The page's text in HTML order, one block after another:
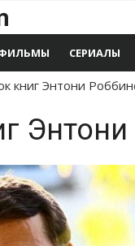
СЕРИАЛЫ
книг Энтони